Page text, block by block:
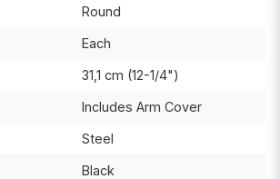
Round
Each
31,1 cm (12-1/4")
Includes Arm Cover
Steel
Black